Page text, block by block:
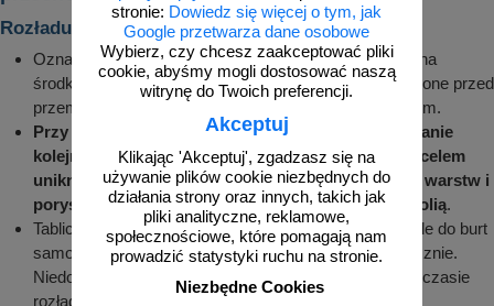
stronie: Dowiedz się więcej o tym, jak
Google przetwarza dane osobowe
Wybierz, czy chcesz zaakceptować pliki
cookie, abyśmy mogli dostosować naszą
witrynę do Twoich preferencji.
Akceptuj
Klikając 'Akceptuj', zgadzasz się na
używanie plików cookie niezbędnych do
działania strony oraz innych, takich jak
pliki analityczne, reklamowe,
społecznościowe, które pomagają nam
prowadzić statystyki ruchu na stronie.
Niezbędne Cookies
Rozładunek i montaż
Oznakowanie zamówione przez klienta jest układane na
środkach transportu w określonej pozycji i zabezpieczone przed
przemieszczeniem, ocieraniem o siebie i uszkodzeniem.
Przy rozładunku należy zwrócić uwagę na zachowanie
kolejności zdejmowania z środka transportowego celem
uniknięcia wysuwania oznakowania z środkowych warstw i
porysowania powierzchni szczególnie pokrytych folią.
Tablice o znacznych gabarytach poukładane równolegle do burt
samochodu w pozycji pionowej należy zdejmować ręcznie.
Niedopuszczalne jest chodzenie po tablicach, które w czasie
rozładunku przemieszczały się do pozycji poziomej.